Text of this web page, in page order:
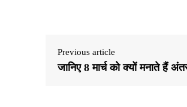
Previous article
जानिए 8 मार्च को क्यों मनाते हैं